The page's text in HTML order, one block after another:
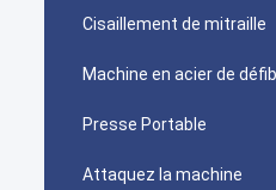
Cisaillement de mitraille
Machine en acier de
Presse Portable
Attaquez la machine